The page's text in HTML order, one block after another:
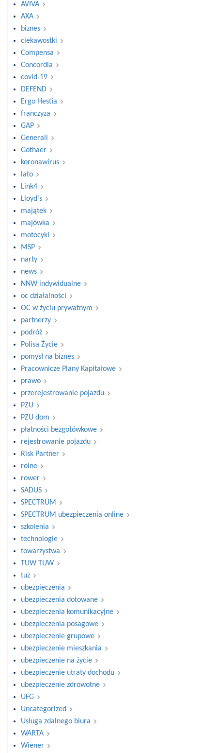
AVIVA
AXA
biznes
ciekawostki
Compensa
Concordia
covid-19
DEFEND
Ergo Hestia
franczyza
GAP
Generali
Gothaer
koronawirus
lato
Link4
Lloyd's
majątek
majówka
motocykl
MSP
narty
news
NNW indywidualne
oc działalności
OC w życiu prywatnym
partnerzy
podróż
Polisa Życie
pomysł na biznes
Pracownicze Plany Kapitałowe
prawo
przerejestrowanie pojazdu
PZU
PZU dom
płatności bezgotówkowe
rejestrowanie pojazdu
Risk Partner
rolne
rower
SADUS
SPECTRUM
SPECTRUM ubezpieczenia online
szkolenia
technologie
towarzystwa
TUW TUW
tuz
ubezpieczenia
ubezpieczenia dotowane
ubezpieczenia komunikacyjne
ubezpieczenia posagowe
ubezpieczenie grupowe
ubezpieczenie mieszkania
ubezpieczenie na życie
ubezpieczenie utraty dochodu
ubezpieczenie zdrowotne
UFG
Uncategorized
Usługa zdalnego biura
WARTA
Wiener